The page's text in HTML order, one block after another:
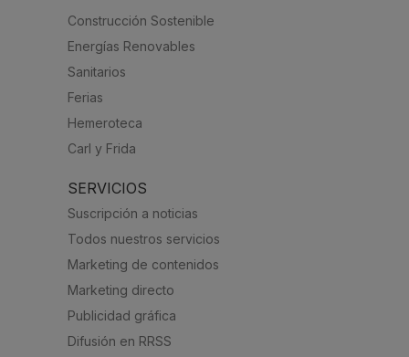
Construcción Sostenible
Energías Renovables
Sanitarios
Ferias
Hemeroteca
Carl y Frida
SERVICIOS
Suscripción a noticias
Todos nuestros servicios
Marketing de contenidos
Marketing directo
Publicidad gráfica
Difusión en RRSS